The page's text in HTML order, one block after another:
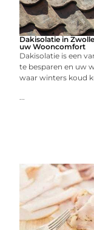
Dakisolatie in
uw Wooncomfort
Dakisolatie is een
te besparen en uw
waar winters koud
...